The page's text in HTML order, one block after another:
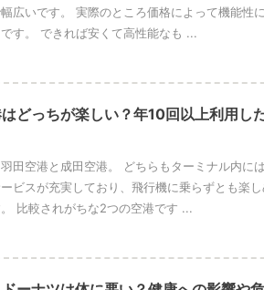
広いです。 実際のところ価格によって機能性
す。 できれば安くて高性能なも ...
どっちが楽しい？年10回以上利用し
田空港と成田空港。 どちらもターミナル内に
ビスが充実しており、飛行機に乗らずとも楽
比較されがちな2つの空港です ...